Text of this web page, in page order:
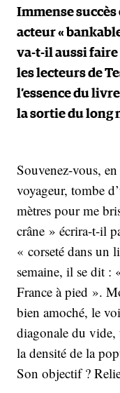
Immense
acteur «
va-t-il aussi faire
les lecteurs de
l’essence du
la sortie du long
Souvenez-vous,
voyageur, tombe
mètres pour me
crâne » écrira-t-il
« corseté dans un
semaine, il se dit :
France à pied ».
bien amoché, le
diagonale du
la densité de la
Son objectif ?